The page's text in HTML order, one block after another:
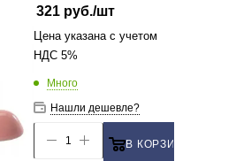
321руб./шт
Цена указана с учетом
НДС 5%
Много
Нашли дешевле?
В КОРЗИНУ